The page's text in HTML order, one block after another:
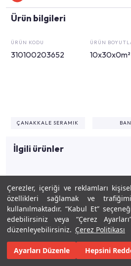
Çerezler, içeriği ve reklamları
özellikleri sağlamak ve
kullanılmaktadır. “Kabul Et”
edebilirsiniz veya “Çerez
düzenleyebilirsiniz. Çerez Politikası
Ayarları Düzenle Hepsini
Ürün bilgileri
ÜRÜN KODU
310100203652
ÜRÜN
10x30x0m²
ÇANAKKALE SERAMIK
İlgili ürünler
İlgili tasarımlar
MURAT KARACA
Keşfet Tasarla